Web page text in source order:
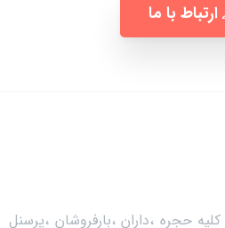
ارتباط با ما
حجره ،داران ،بارفروشان ،پرسنل